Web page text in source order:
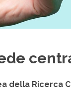
della Ricerca